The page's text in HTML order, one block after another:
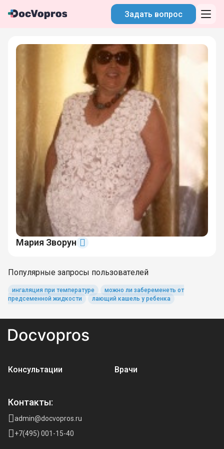
Задать вопрос
Мария Зворун
Популярные запросы пользователей
ингаляция при температуре
можно ли забеременеть от
предсеменной жидкости
лающий кашель у ребенка
Консультации Врачи
Контакты:
admin@docvopros.ru
+7(495) 001-15-40